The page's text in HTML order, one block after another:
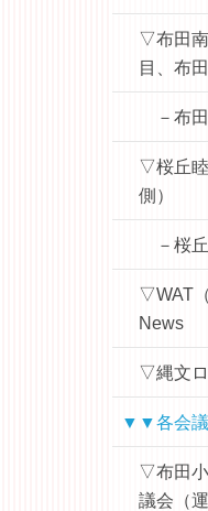
▽布田
目、布
－布
▽桜丘
側）
－桜
▽WAT
News
▽縄文
▼▼各会議
▽布田
議会（